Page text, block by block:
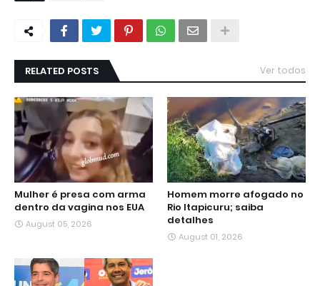
RELATED POSTS Ver todos
Mulher é presa com arma
dentro da vagina nos EUA
August 05, 2026
Homem morre afogado no
Rio Itapicuru; saiba
detalhes
August 01, 2026